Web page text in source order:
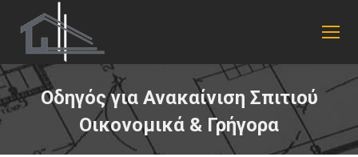
Οδηγός για Ανακαίνιση Σπιτιού
Οικονομικά & Γρήγορα
You are here: